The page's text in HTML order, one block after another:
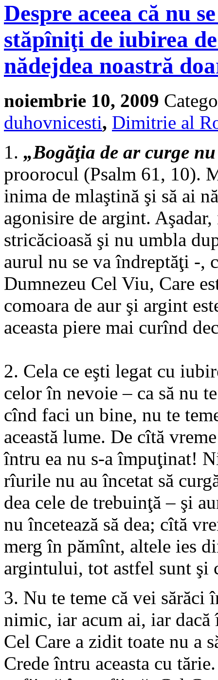
Despre aceea că nu
stăpîniţi de iubirea
nădejdea noastră
noiembrie 10, 2009
duhovnicesti, Dimitrie al
1. „Bogăţia de ar curge
proorocul (Psalm 61, 10).
inima de mlaştină şi să ai
agonisire de argint.
stricăcioasă şi nu umbla
aurul nu se va îndreptăţi -,
Dumnezeu Cel Viu, Care
comoara de aur şi argint
aceasta piere mai curînd
2. Cela ce eşti legat cu
celor în nevoie – ca să nu
cînd faci un bine, nu te
această lume. De cîtă
întru ea nu s-a împuţinat!
rîurile nu au încetat să
dea cele de trebuinţă – şi
nu încetează să dea; cîtă
merg în pămînt, altele ies
argintului, tot astfel sunt şi
3. Nu te teme că vei sărăci
nimic, iar acum ai, iar
Cel Care a zidit toate nu a
Crede întru aceasta cu